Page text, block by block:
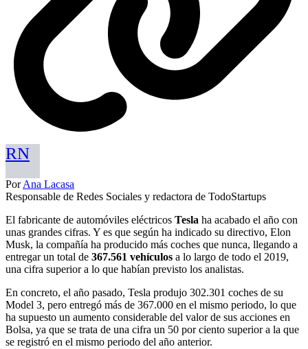
RN
PorAna Lacasa
Responsable de Redes Sociales y redactora de TodoStartups
El fabricante de automóviles eléctricos Tesla ha acabado el año con
unas grandes cifras. Y es que según ha indicado su directivo, Elon
Musk, la compañía ha producido más coches que nunca, llegando a
entregar un total de 367.561 vehículos a lo largo de todo el 2019,
una cifra superior a lo que habían previsto los analistas.
En concreto, el año pasado, Tesla produjo 302.301 coches de su
Model 3, pero entregó más de 367.000 en el mismo periodo, lo que
ha supuesto un aumento considerable del valor de sus acciones en
Bolsa, ya que se trata de una cifra un 50 por ciento superior a la que
se registró en el mismo periodo del año anterior.